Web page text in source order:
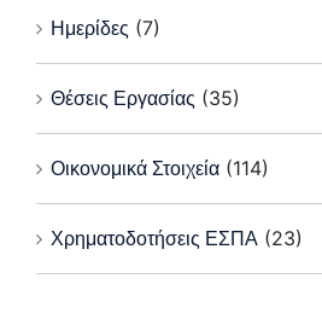
Ημερίδες (7)
Θέσεις Εργασίας (35)
Οικονομικά Στοιχεία (114)
Χρηματοδοτήσεις ΕΣΠΑ (23)